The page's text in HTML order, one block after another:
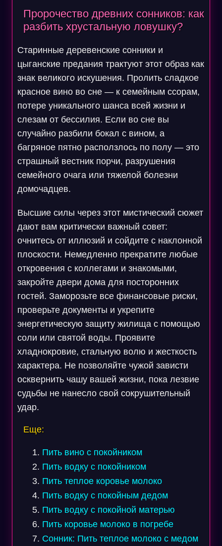
Пророчество древних сонников: как
разбить хрустальную ловушку?
Старинные деревенские сонники и
цыганские предания трактуют этот образ как
знак великого искушения. Пролить сладкое
красное вино во сне — к семейным ссорам,
потере уникального шанса всей жизни и
слезам от бессилия. Если во сне вы
случайно разбили бокал с вином, а
багряное пятно расползлось по полу — это
страшный вестник порчи, разрушения
семейного очага или тяжелой болезни
домочадцев.
Высшие силы через этот мистический сюжет
дают вам критически важный совет:
очнитесь от иллюзий и сойдите с наклонной
плоскости. Немедленно прекратите любые
откровения с коллегами и знакомыми,
закройте двери дома для посторонних
гостей. Заморозьте все финансовые риски,
проверьте документы и укрепите
энергетическую защиту жилища с помощью
соли или святой воды. Проявите
хладнокровие, стальную волю и жесткость
характера. Не позволяйте чужой зависти
осквернить чашу вашей жизни, пока лезвие
судьбы не нанесло свой сокрушительный
удар.
Еще:
Пить вино с покойником
Пить водку с покойником
Пить теплое коровье молоко
Пить водку с покойным дедом
Пить водку с покойной матерью
Пить коровье молоко в погребе
Сонник: Пить теплое молоко с медом